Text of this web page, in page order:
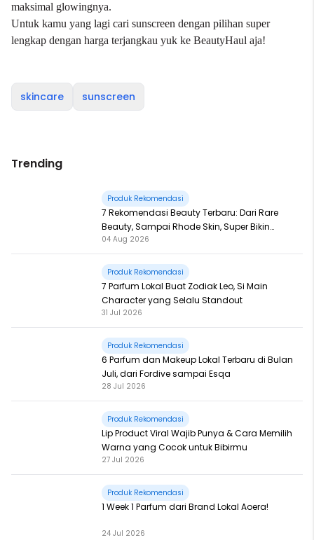
maksimal glowingnya.
Untuk kamu yang lagi cari sunscreen dengan pilihan super
lengkap dengan harga terjangkau yuk ke BeautyHaul aja!
skincare sunscreen
Trending
Produk Rekomendasi
7 Rekomendasi Beauty Terbaru: Dari Rare
Beauty, Sampai Rhode Skin, Super Bikin
Fomo
04 Aug 2026
Produk Rekomendasi
7 Parfum Lokal Buat Zodiak Leo, Si Main
Character yang Selalu Standout
31 Jul 2026
Produk Rekomendasi
6 Parfum dan Makeup Lokal Terbaru di Bulan
Juli, dari Fordive sampai Esqa
28 Jul 2026
Produk Rekomendasi
Lip Product Viral Wajib Punya & Cara Memilih
Warna yang Cocok untuk Bibirmu
27 Jul 2026
Produk Rekomendasi
1 Week 1 Parfum dari Brand Lokal Aoera!
24 Jul 2026